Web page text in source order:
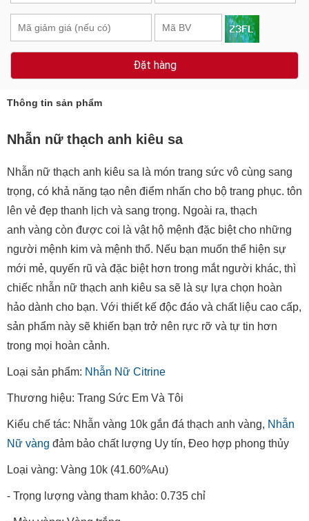
Đặt hàng
Thông tin sản phẩm
Nhẫn nữ thạch anh kiêu sa
Nhẫn nữ thạch anh kiêu sa là món trang sức vô cùng sang
trọng, có khả năng tạo nên điểm nhấn cho bộ trang phục. tôn
lên vẻ đẹp thanh lịch và sang trọng. Ngoài ra, thạch
anh vàng còn được coi là vật hộ mệnh đặc biệt cho những
người mệnh kim và mệnh thổ. Nếu bạn muốn thể hiện sự
mới mẻ, quyến rũ và đặc biệt hơn trong mắt người khác, thì
chiếc nhẫn nữ thạch anh kiêu sa sẽ là sự lựa chọn hoàn
hảo dành cho bạn. Với thiết kế độc đáo và chất liệu cao cấp,
sản phẩm này sẽ khiến bạn trở nên rực rỡ và tự tin hơn
trong mọi hoàn cảnh.
Loại sản phẩm: Nhẫn Nữ Citrine
Thương hiệu: Trang Sức Em Và Tôi
Kiểu chế tác: Nhẫn vàng 10k gắn đá thạch anh vàng, Nhẫn
Nữ vàng đảm bảo chất lượng Uy tín, Đeo hợp phong thủy
Loại vàng: Vàng 10k (41.60%Au)
- Trọng lượng vàng tham khảo: 0.735 chỉ